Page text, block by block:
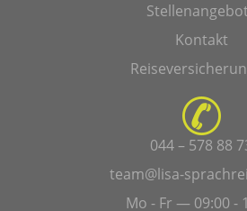
Kontakt
044 – 578 88
team@lisa-
Mo - Fr — 09:00 -